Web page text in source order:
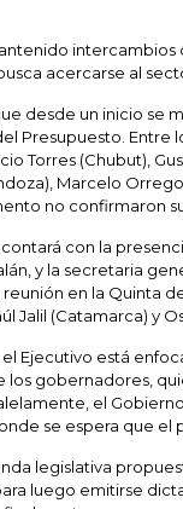
acercarse al
desde un inicio se
Presupuesto. Entre
Torres (Chubut),
Marcelo Orrego
no confirmaron
con la
y la secretaria
en la Quinta
Jalil (Catamarca) y
el Ejecutivo está
los gobernadores,
el
se espera que el
legislativa
luego emitirse